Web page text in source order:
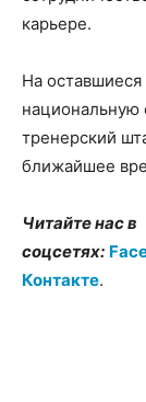
карьере.
На
национальную
тренерский
ближайшее
Читайте нас в
соцсетях:
Контакте.